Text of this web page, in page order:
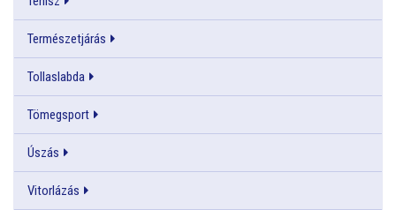
Természetjárás
Tollaslabda
Tömegsport
Úszás
Vitorlázás